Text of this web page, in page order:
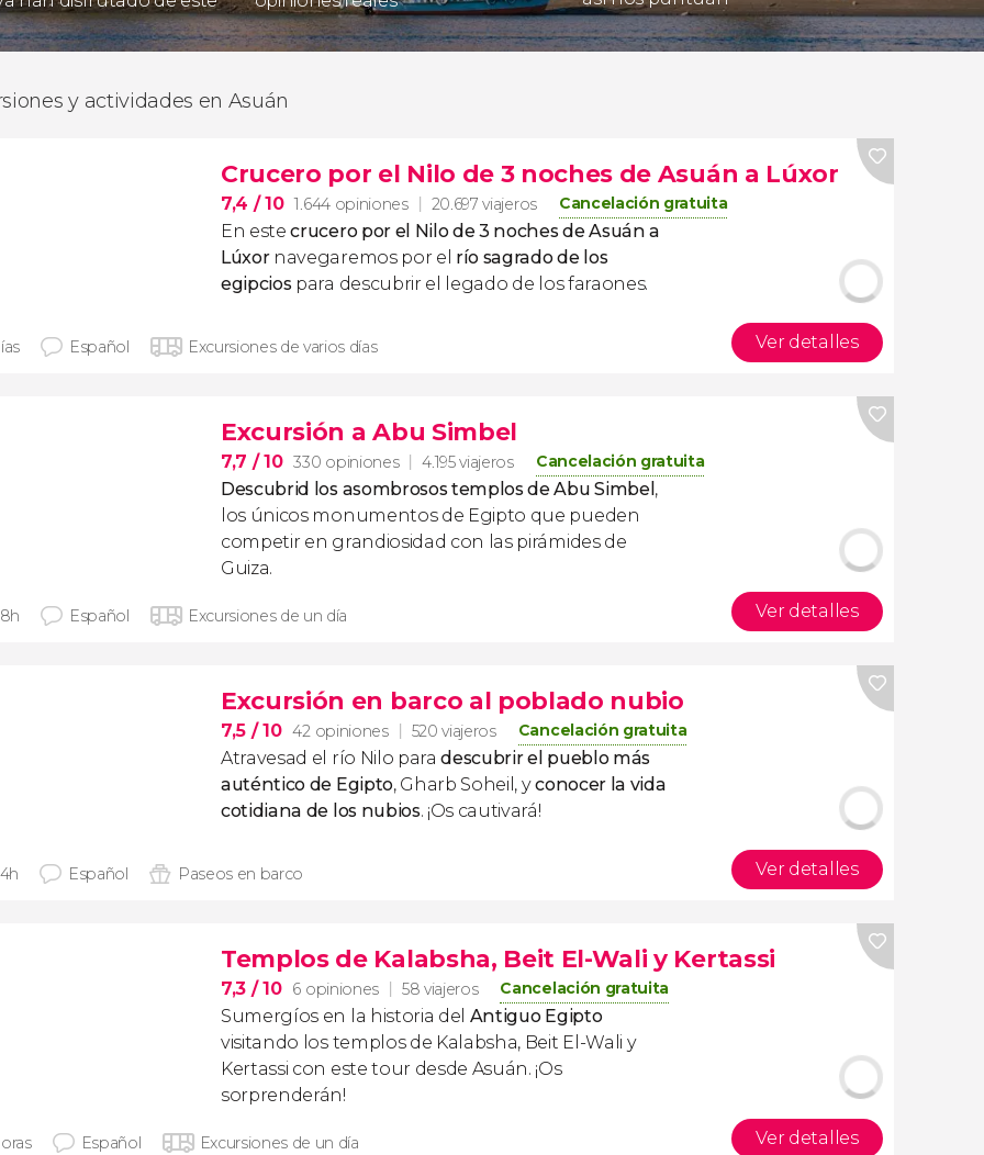
y actividades en Asuán
Crucero por el Nilo de 3 noches de Asuán a Lúxor
7,4 / 10 1.644 opiniones 20.697 viajeros Cancelación gratuita
En estecrucero por el Nilo de 3 noches de Asuán a
Lúxornavegaremos por el río sagrado de los
egipciospara descubrir el legado de los faraones.
Español Excursiones de varios días Ver detalles
Excursión a Abu Simbel
7,7 / 10 330 opiniones 4.195 viajeros Cancelación gratuita
Descubrid los asombrosos templos de Abu Simbel ,
los únicos monumentos de Egipto que pueden
competir en grandiosidad con las pirámides de
Guiza.
Español Excursiones de un día Ver detalles
Excursión en barco al poblado nubio
7,5 / 10 42 opiniones 520 viajeros Cancelación gratuita
Atravesad el río Nilo paradescubrir el pueblo más
auténtico de Egipto, Gharb Soheil, yconocer la vida
cotidiana de los nubios. ¡Os cautivará!
Español Paseos en barco Ver detalles
Templos de Kalabsha, Beit El-Wali y Kertassi
7,3 / 10 6 opiniones 58 viajeros Cancelación gratuita
Sumergíos en la historia del Antiguo Egipto
visitando los templos de Kalabsha, Beit El-Wali y
Kertassi con este tour desde Asuán. ¡Os
sorprenderán!
Español Excursiones de un día Ver detalles